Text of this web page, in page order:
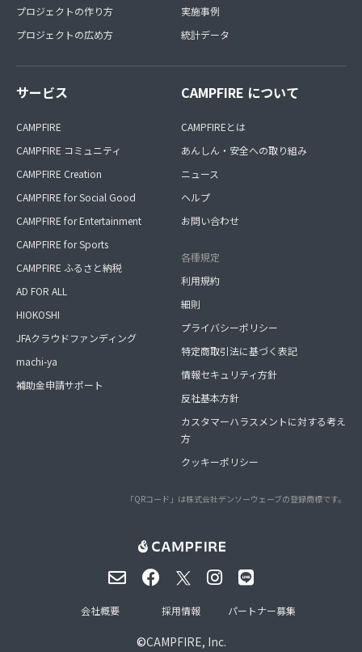
プロジェクトの作り方
プロジェクトの広め方
実施事例
統計データ
サービス
CAMPFIRE
CAMPFIRE コミュニティ
CAMPFIRE Creation
CAMPFIRE for Social Good
CAMPFIRE for Entertainment
CAMPFIRE for Sports
CAMPFIRE ふるさと納税
AD FOR ALL
HIOKOSHI
JFAクラウドファンディング
machi-ya
補助金申請サポート
CAMPFIRE について
CAMPFIREとは
あんしん・安全への取り組み
ニュース
ヘルプ
お問い合わせ
各種規定
利用規約
細則
プライバシーポリシー
特定商取引法に基づく表記
情報セキュリティ方針
反社基本方針
カスタマーハラスメントに対する考え
方
クッキーポリシー
「QRコード」は株式会社デンソーウェーブの登録商標です。
©CAMPFIRE, Inc.
会社概要 採用情報 パートナー募集